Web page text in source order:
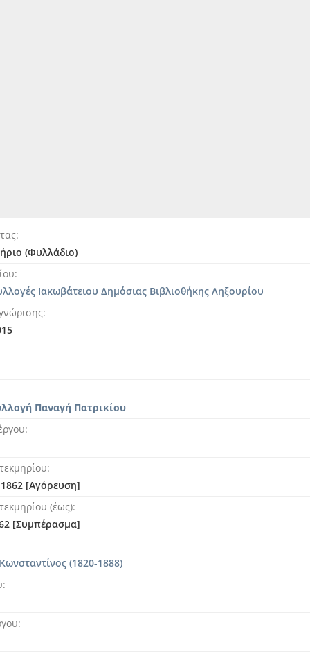
(Φυλλάδιο)
Ιακωβάτειου Δημόσιας Βιβλιοθήκης Ληξουρίου
Παναγή Πατρικίου
[Αγόρευση]
(έως)
[Συμπέρασμα]
(1820-1888)